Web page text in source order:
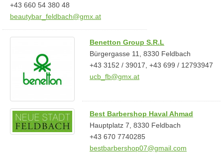
+43 660 54 380 48
beautybar_feldbach@gmx.at
Benetton Group S.R.L
Bürgergasse 11, 8330 Feldbach
+43 3152 / 39017, +43 699 / 12793947
ucb_fb@gmx.at
Best Barbershop Haval Ahmad
Hauptplatz 7, 8330 Feldbach
+43 670 7740285
bestbarbershop07@gmail.com